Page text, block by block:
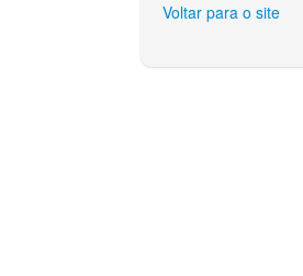
Voltar para o site